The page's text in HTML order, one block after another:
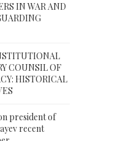
IN WAR AND
COUNSIL OF
HISTORICAL
president of
recent